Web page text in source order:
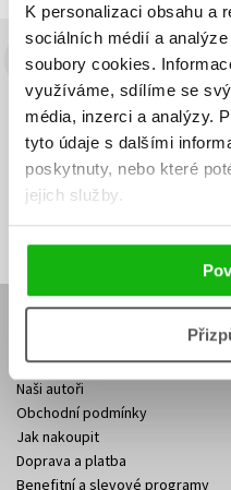
K personalizaci obsahu a
sociálních médií a
soubory cookies.
využíváme, sdílíme se
média, inzerci a analýzy.
tyto údaje s dalšími
poskytnuty, nebo které
jejich služby.
Budete to vědět
Zajímá Vás, jaký knižní hit
sleva, jaká běží soutěž o ceny?
mailových novinek
souhlasíte
Vaše e-
adresa
Vaše e-
adresa
Aktuality
Naši autoři
Obchodní podmínky
Jak nakoupit
Doprava a platba
Benefitní a slevové programy